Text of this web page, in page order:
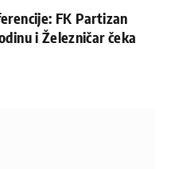
FK Partizan
i Železničar čeka